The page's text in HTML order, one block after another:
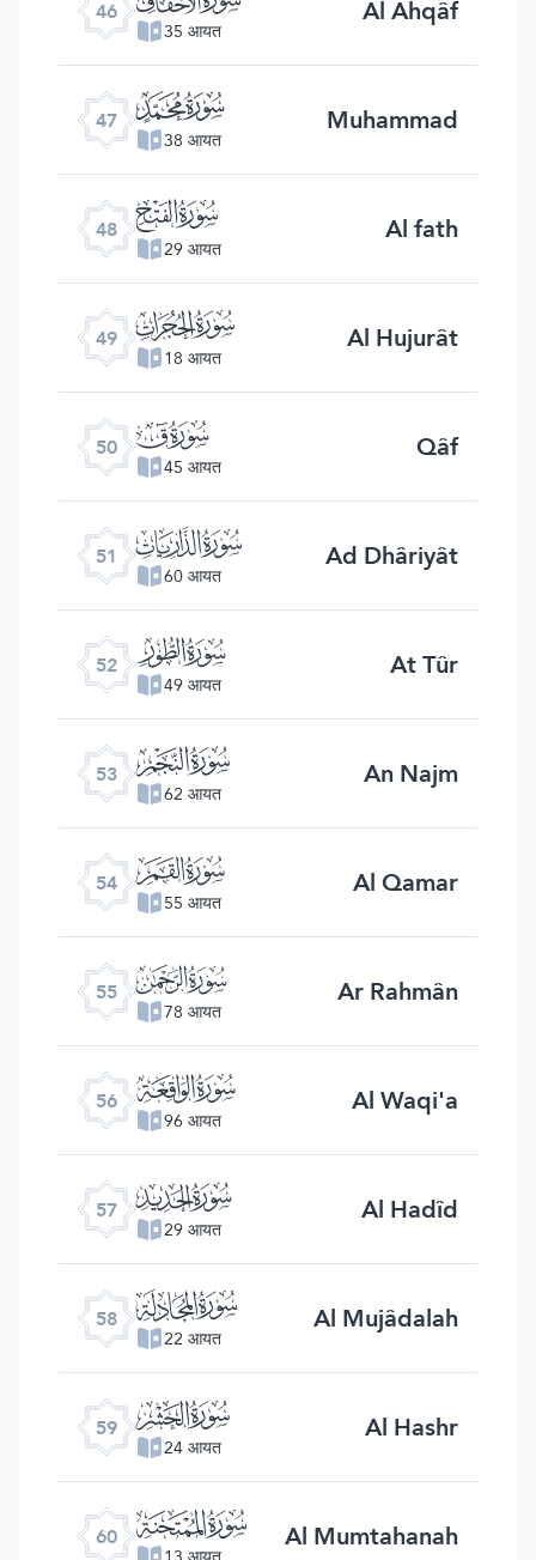
46
35 आयत Al Ahqâf
47 ﯜ
38 आयत Muhammad
48 ﯝ
29 आयत Al fath
49 ﯞ
18 आयत Al Hujurât
50 ﯟ
45 आयत Qâf
51 ﯠ
60 आयत Ad Dhâriyât
52 ﯡ
49 आयत At Tûr
53 ﯢ
62 आयत An Najm
54 ﯣ
55 आयत Al Qamar
55 ﯤ
78 आयत Ar Rahmân
56 ﯥ
96 आयत Al Waqi'a
57 ﯦ
29 आयत Al Hadîd
58 ﯧ
22 आयत Al Mujâdalah
59 ﯨ
24 आयत Al Hashr
60 ﯩ Al Mumtahanah